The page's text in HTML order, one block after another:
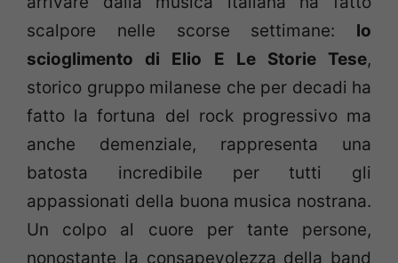
scalpore nelle scorse settimane: lo
scioglimento di Elio E Le Storie Tese,
storico gruppo milanese che per decadi ha
fatto la fortuna del rock progressivo ma
anche demenziale, rappresenta una
batosta incredibile per tutti gli
appassionati della buona musica nostrana.
Un colpo al cuore per tante persone,
nonostante la consapevolezza della band